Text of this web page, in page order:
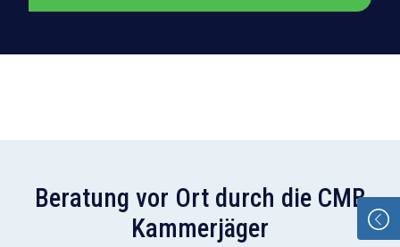
Beratung vor Ort durch die CMB
Kammerjäger